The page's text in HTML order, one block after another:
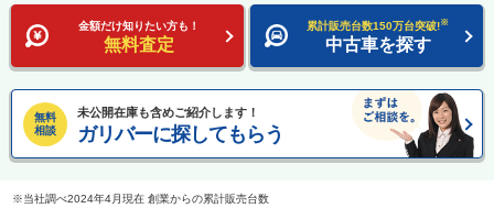
金額だけ知りたい方も！
無料査定
累計販売台数150万台突破!※
中古車を探す
無料
相談
未公開在庫も含めご紹介します！
ガリバーに探してもらう
当社調べ2024年4月現在 創業からの累計販売台数